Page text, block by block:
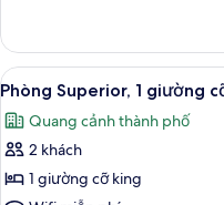
1
giường
cỡ
king
Phòng
dành
cho
đình,
cỡ
Xem
tất
cả
ảnh
Phòng
6
Phòng Superior, 1 giường
Quang cảnh thành phố
2 khách
1 giường cỡ king